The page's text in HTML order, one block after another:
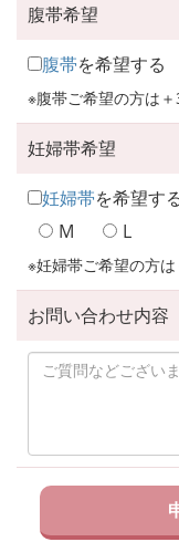
腹帯希望
腹帯を希望する
※腹帯ご希望の方は＋
妊婦帯希望
妊婦帯を希望す
M
L
※妊婦帯ご希望の方は
お問い合わせ内容